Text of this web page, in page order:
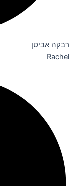
רבקה אביטן
Rachel